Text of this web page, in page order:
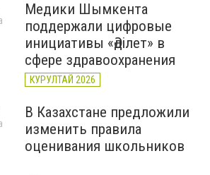
Медики Шымкента
поддержали цифровые
инициативы «Әділет» в
сфере здравоохранения
КУРУЛТАЙ 2026
В Казахстане предложили
изменить правила
оценивания школьников